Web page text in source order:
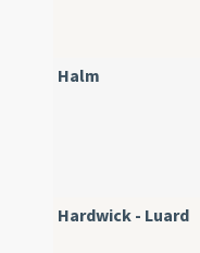
Halm
Hardwick - Luard